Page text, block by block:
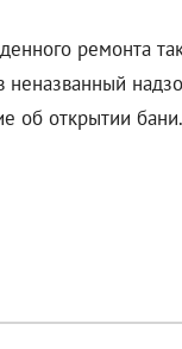
ремонта
открытии